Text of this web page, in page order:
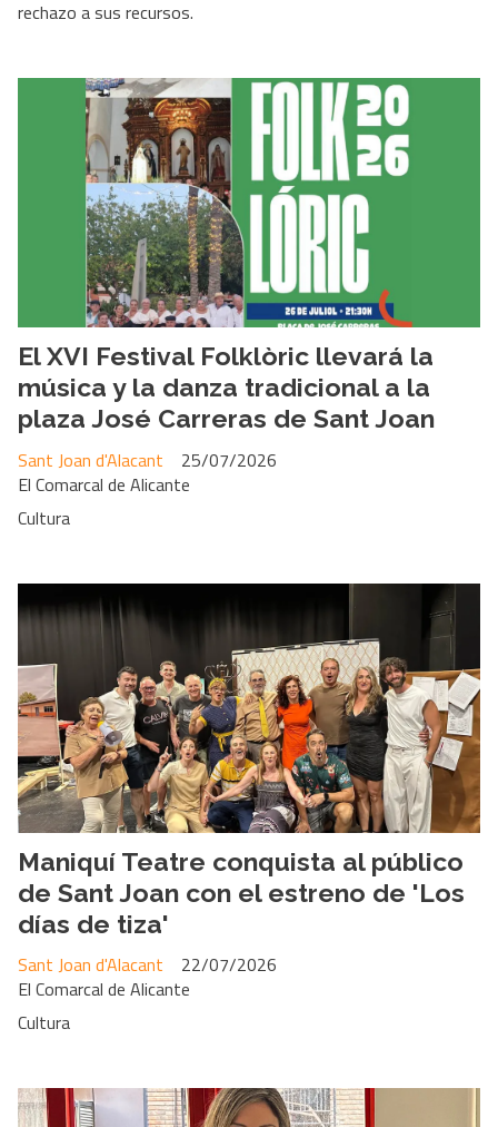
rechazo a sus recursos.
El XVI Festival Folklòric llevará la
música y la danza tradicional a la
plaza José Carreras de Sant Joan
El Comarcal de Alicante
Sant Joan d'Alacant 25/07/2026
Cultura
Maniquí Teatre conquista al público
de Sant Joan con el estreno de 'Los
días de tiza'
El Comarcal de Alicante
Sant Joan d'Alacant 22/07/2026
Cultura